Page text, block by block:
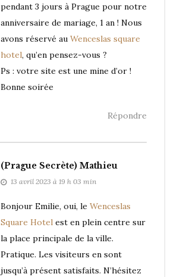
pendant 3 jours à Prague pour notre
anniversaire de mariage, 1 an ! Nous
avons réservé au Wenceslas square
hotel, qu’en pensez-vous ?
Ps : votre site est une mine d’or !
Bonne soirée
Répondre
(Prague Secrète) Mathieu
13 avril 2023 à 19 h 03 min
Bonjour Emilie, oui, le Wenceslas
Square Hotel est en plein centre sur
la place principale de la ville.
Pratique. Les visiteurs en sont
jusqu’à présent satisfaits. N’hésitez